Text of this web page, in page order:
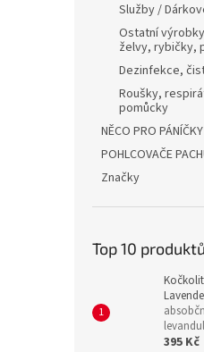
Služby /
Ostatní
želvy, rybičky,
Dezinfekce,
Roušky,
pomůcky
NĚCO PRO PÁNÍČKY
POHLCOVAČE
Značky
Top 10 produktů
Kočkolit
395 Kč